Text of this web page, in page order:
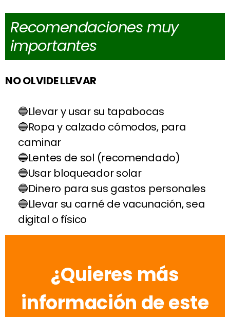
Recomendaciones muy
importantes
NO OLVIDE LLEVAR
Llevar y usar su tapabocas
Ropa y calzado cómodos, para
caminar
Lentes de sol (recomendado)
Usar bloqueador solar
Dinero para sus gastos personales
Llevar su carné de vacunación, sea
digital o físico
¿Quieres más
información de este